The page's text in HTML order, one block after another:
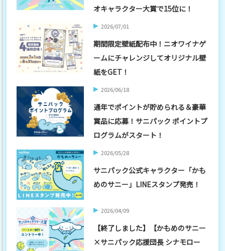
オキャラクター大賞で15位に！
2026/07/01
期間限定壁紙配布中！ニオワイナゲ
ームにチャレンジしてオリジナル壁
紙をGET！
2026/06/18
通年でポイントが貯められる＆豪華
賞品に応募！サニパック ポイントプ
ログラムがスタート！
2026/05/28
サニパック公式キャラクター「かも
めのサニー」LINEスタンプ発売！
2026/04/09
【終了しました】【かもめのサニー
×サニパック応援団長 シナモロー